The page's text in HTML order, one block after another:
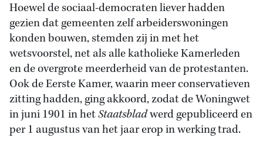
Hoewel de sociaal-democraten liever hadden
gezien dat gemeenten zelf arbeiderswoningen
konden bouwen, stemden zij in met het
wetsvoorstel, net als alle katholieke Kamerleden
en de overgrote meerderheid van de protestanten.
Ook de Eerste Kamer, waarin meer conservatieven
zitting hadden, ging akkoord, zodat de Woningwet
in juni 1901 in hetStaatsbladwerd gepubliceerd en
per 1 augustus van het jaar erop in werking trad.